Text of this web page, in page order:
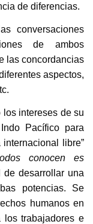
de diferencias.
conversaciones
de ambos
las concordancias
aspectos,
intereses de su
Pacífico para
libre”
conocen es
de desarrollar una
potencias. Se
humanos en
trabajadores e